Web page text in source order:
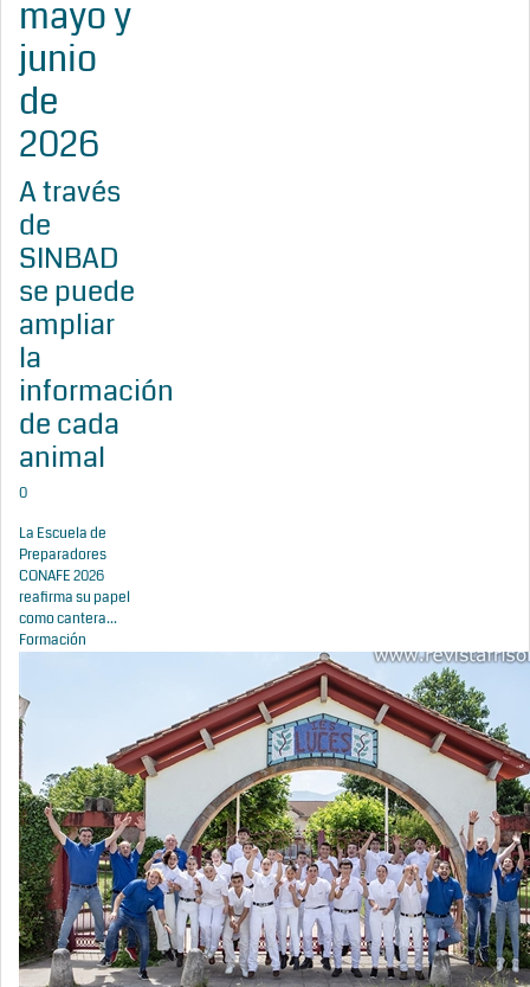
mayo y
junio
de
2026
A través
de
SINBAD
se puede
ampliar
la
información
de cada
animal
0
La Escuela de
Preparadores
CONAFE 2026
reafirma su papel
como cantera...
Formación